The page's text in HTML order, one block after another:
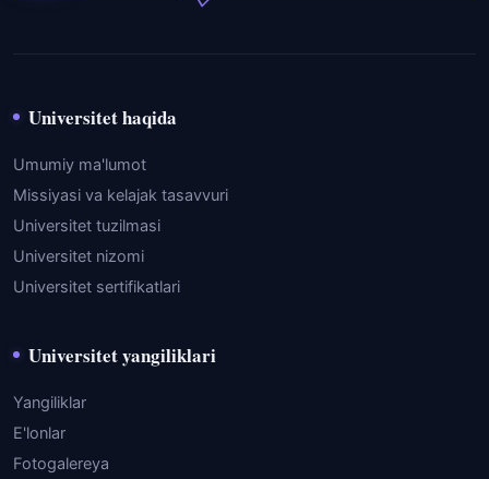
Universitet haqida
Umumiy ma'lumot
Missiyasi va kelajak tasavvuri
Universitet tuzilmasi
Universitet nizomi
Universitet sertifikatlari
Universitet yangiliklari
Yangiliklar
E'lonlar
Fotogalereya